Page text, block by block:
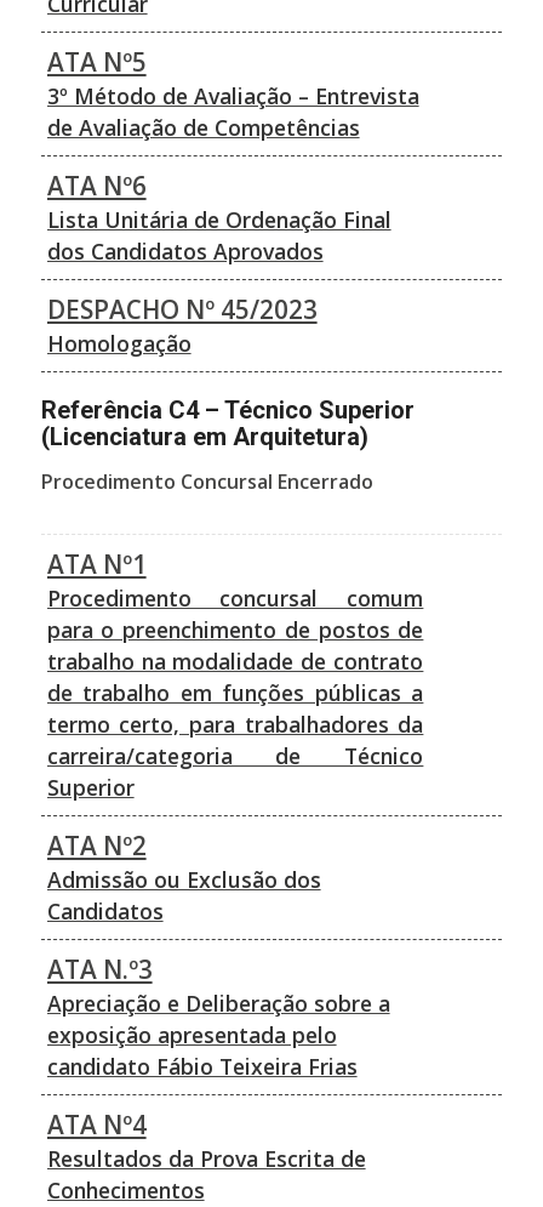
ATA Nº5
3º Método de Avaliação – Entrevista
de Avaliação de Competências
ATA Nº6
Lista Unitária de Ordenação Final
dos Candidatos Aprovados
DESPACHO Nº 45/2023
Homologação
Referência C4 – Técnico Superior
(Licenciatura em Arquitetura)
Procedimento Concursal Encerrado
ATA Nº1
Procedimento concursal comum
para o preenchimento de postos de
trabalho na modalidade de contrato
de trabalho em funções públicas a
termo certo, para trabalhadores da
carreira/categoria de Técnico
Superior
ATA Nº2
Admissão ou Exclusão dos
Candidatos
ATA N.º3
Apreciação e Deliberação sobre a
exposição apresentada pelo
candidato Fábio Teixeira Frias
ATA Nº4
Resultados da Prova Escrita de
Conhecimentos